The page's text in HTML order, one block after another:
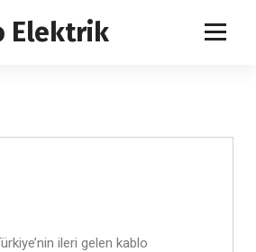
ileri gelen kablo